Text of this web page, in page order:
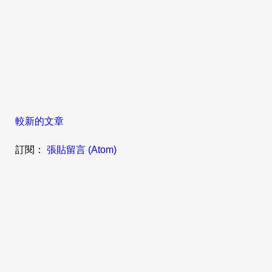
較新的文章
訂閱： 張貼留言 (Atom)